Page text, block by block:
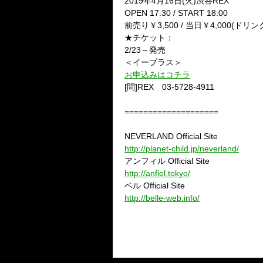
OPEN 17:30 / START 18:00
前売り￥3,500 / 当日￥4,000(ドリン
★チケット：
2/23～発売
＜イープラス＞
お申込みはコチラ
[問]REX 03-5728-4911
====================
NEVERLAND Official Site
http://planet-child.jp/neverland/
アンフィル Official Site
http://anfiel.tokyo/
ベル Official Site
http://belle-web.info/